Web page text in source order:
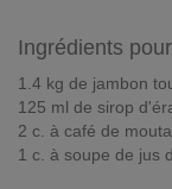
Ingrédients
1.4 kg de jambon
125 ml de sirop
2 c. à café de
1 c. à soupe de jus